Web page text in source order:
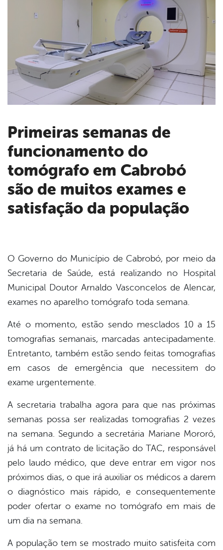
Primeiras semanas de
funcionamento do
tomógrafo em Cabrobó
são de muitos exames e
satisfação da população
O Governo do Município de Cabrobó, por meio da
Secretaria de Saúde, está realizando no Hospital
Municipal Doutor Arnaldo Vasconcelos de Alencar,
exames no aparelho tomógrafo toda semana.
Até o momento, estão sendo mesclados 10 a 15
tomografias semanais, marcadas antecipadamente.
Entretanto, também estão sendo feitas tomografias
em casos de emergência que necessitem do
exame urgentemente.
A secretaria trabalha agora para que nas próximas
semanas possa ser realizadas tomografias 2 vezes
na semana. Segundo a secretária Mariane Mororó,
já há um contrato de licitação do TAC, responsável
pelo laudo médico, que deve entrar em vigor nos
próximos dias, o que irá auxiliar os médicos a darem
o diagnóstico mais rápido, e consequentemente
poder ofertar o exame no tomógrafo em mais de
um dia na semana.
A população tem se mostrado muito satisfeita com